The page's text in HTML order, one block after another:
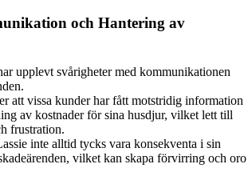
och Hantering av
upplevt svårigheter med kommunikationen
att vissa kunder har fått motstridig information
av kostnader för sina husdjur, vilket lett till
frustration.
inte alltid tycks vara konsekventa i sin
vilket kan skapa förvirring och oro